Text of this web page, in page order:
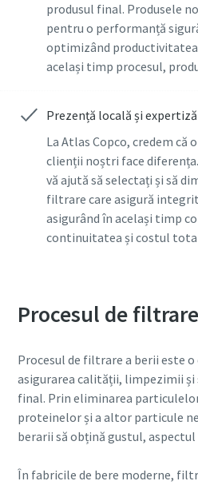
produsul final. Produsele
pentru o performanță
optimizând productivitatea
același timp procesul,
Prezență locală și expertiză
La Atlas Copco, credem că
clienții noștri face
vă ajută să selectați și să
filtrare care asigură
asigurând în același timp
continuitatea și costul
Procesul de
Procesul de filtrare a berii este
asigurarea calității, limpezimii
final. Prin eliminarea
proteinelor și a altor particule
berarii să obțină gustul,
În fabricile de bere moderne,